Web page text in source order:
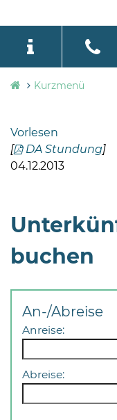
Stadtverwaltung
Bramstedt
Bleeck 15-
19
04192-
506-
Mo,
language
Kurzmenü
Vorlesen
[
DA Stundung]
04.12.2013
buchen
An-/Abreise
Anreise:
Abreise: